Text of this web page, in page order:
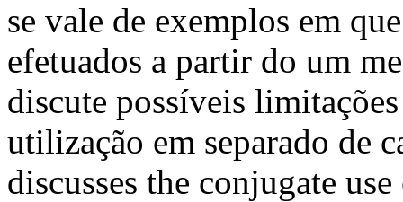
se vale de exemplos em
efetuados a partir do um
discute possíveis
utilização em separado de
discusses the conjugate